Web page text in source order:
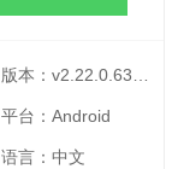
平台：Android
语言：中文